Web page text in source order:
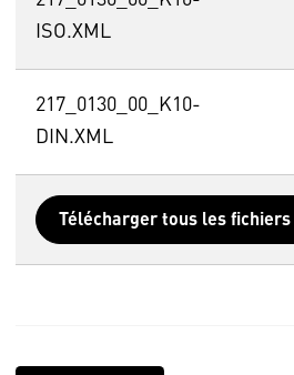
ISO.XML
217_0130_00_K10-
DIN.XML
Télécharger tous les fichiers